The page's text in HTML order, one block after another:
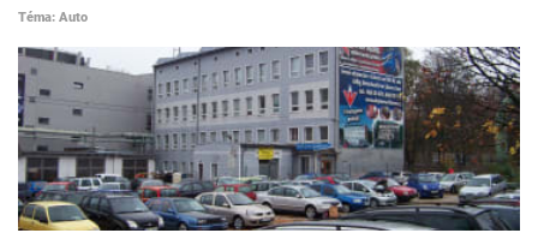
Téma: Auto